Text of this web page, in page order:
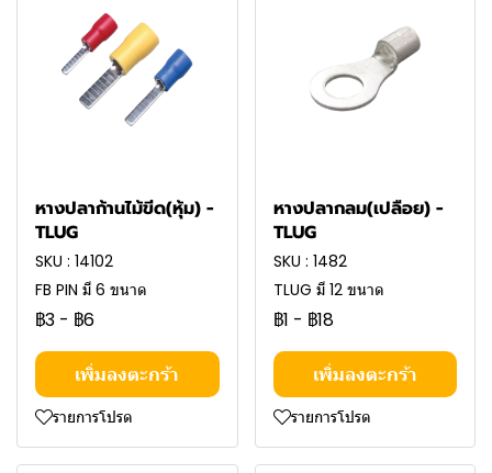
หางปลาก้านไม้ขีด(หุ้ม) -
TLUG
SKU : 14102
FB PIN มี 6 ขนาด
฿3 - ฿6
เพิ่มลงตะกร้า
รายการโปรด
หางปลากลม(เปลือย) -
TLUG
SKU : 1482
TLUG มี 12 ขนาด
฿1 - ฿18
เพิ่มลงตะกร้า
รายการโปรด